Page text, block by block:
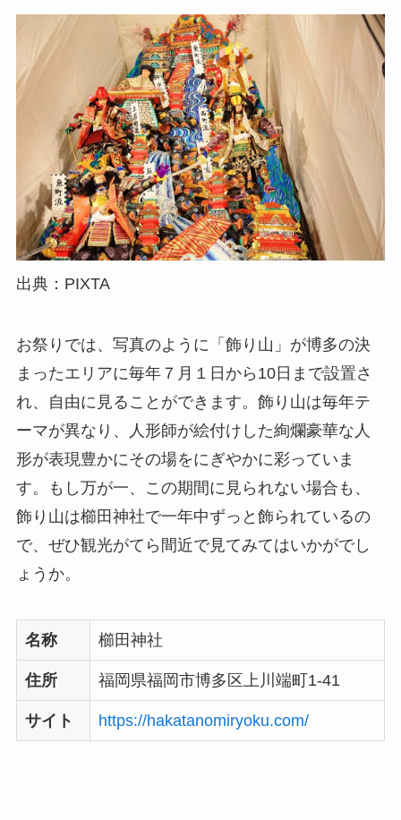
出典：PIXTA
お祭りでは、写真のように「飾り山」が博多の決
まったエリアに毎年７月１日から10日まで設置さ
れ、自由に見ることができます。飾り山は毎年テ
ーマが異なり、人形師が絵付けした絢爛豪華な人
形が表現豊かにその場をにぎやかに彩っていま
す。もし万が一、この期間に見られない場合も、
飾り山は櫛田神社で一年中ずっと飾られているの
で、ぜひ観光がてら間近で見てみてはいかがでし
ょうか。
名称 櫛田神社
住所 福岡県福岡市博多区上川端町1-41
サイト https://hakatanomiryoku.com/